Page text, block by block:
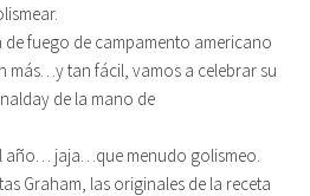
de fuego de campamento americano
más…y tan fácil, vamos a celebrar su
de la mano de
año… jaja…que menudo golismeo.
Graham, las originales de la receta